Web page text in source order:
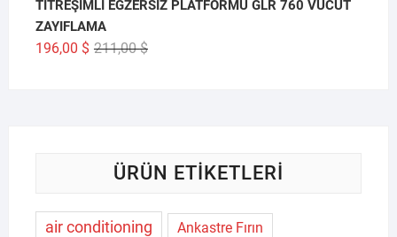
TİTREŞİMLİ EGZERSİZ PLATFORMU GLR 760 VÜCUT
ZAYIFLAMA
211,00$Orijinal
196,00 $
Şu
ÜRÜN ETIKETLERI
air conditioning Ankastre Fırın